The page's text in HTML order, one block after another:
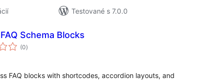
Testované s 7.0.0
Schema Blocks
(0celkové
hodnotenie
)
FAQ blocks with shortcodes, accordion layouts, and